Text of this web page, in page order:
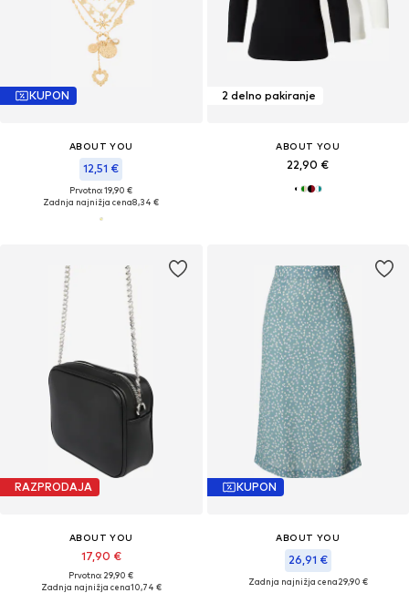
KUPON
ABOUT YOU
12,51 €
Prvotno: 19,90 €
Zadnja najnižja cena8,34 €
2 delno pakiranje
ABOUT YOU
22,90 €
RAZPRODAJA
ABOUT YOU
17,90 €
Prvotno: 29,90 €
Zadnja najnižja cena10,74 €
KUPON
ABOUT YOU
26,91 €
Zadnja najnižja cena29,90 €